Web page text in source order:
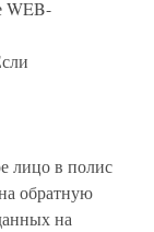
WEB-
лицо в полис
обратную
на